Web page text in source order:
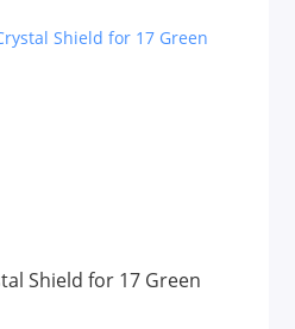
Shield for 17 Green